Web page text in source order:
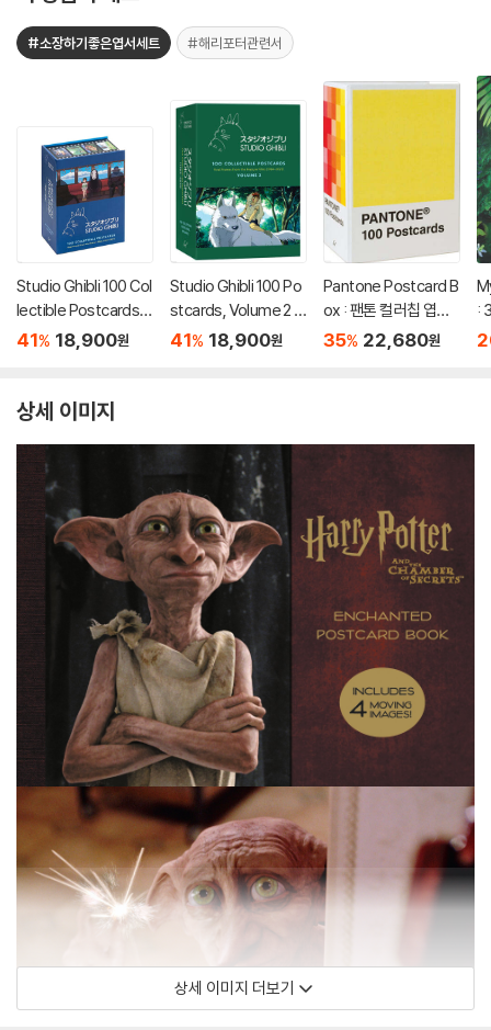
#소장하기좋은엽서세트 #해리포터관련서
Studio Ghibli 100 Col
lectible Postcards :
스튜디오 지브리 엽서 1
41% 18,900원
Studio Ghibli 100 Po
stcards, Volume 2 :
스튜디오 지브리 엽서 1
41% 18,900원
Pantone Postcard B
ox : 팬톤 컬러칩 엽서
박스 세트 (색상 카드 1
35% 22,680원
:
상세 이미지
상세 이미지 더보기